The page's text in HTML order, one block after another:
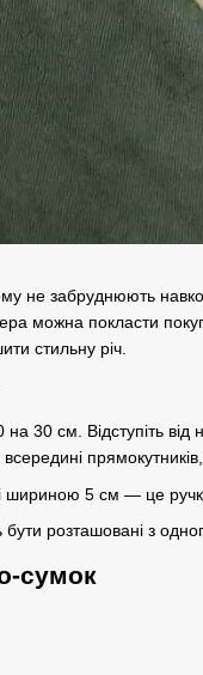
не забруднюють
покласти
стильну річ.
30 см. Відступіть
5 см — це
розташовані з
сумок